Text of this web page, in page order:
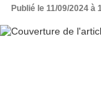
Publié le 11/09/2024 à